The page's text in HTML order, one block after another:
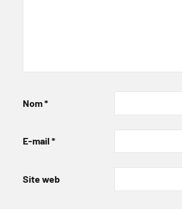
Nom*
E-mail *
Site web